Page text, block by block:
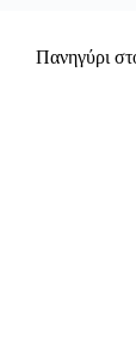
Πανηγύρι